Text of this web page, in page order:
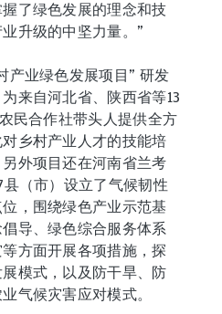
了绿色发展的理念和技
升级的中坚力量。”
产业绿色发展项目” 研发
来自河北省、陕西省等13
民合作社带头人提供全方
乡村产业人才的技能培
外项目还在河南省兰考
（市）设立了气候韧性
，围绕绿色产业示范基
导、绿色综合服务体系
方面开展各项措施，探
模式，以及防干旱、防
气候灾害应对模式。